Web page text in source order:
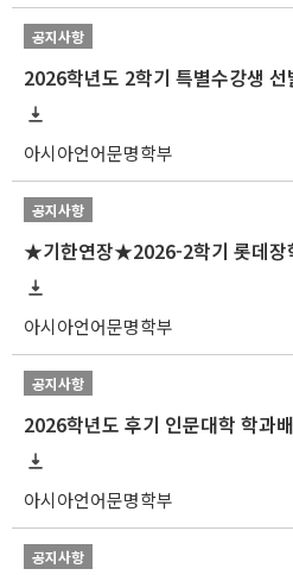
공지사항
2026학년도 2학기 특별수강생
아시아언어문명학부
공지사항
아시아언어문명학부
공지사항
2026학년도 후기 인문대학 학과
아시아언어문명학부
공지사항